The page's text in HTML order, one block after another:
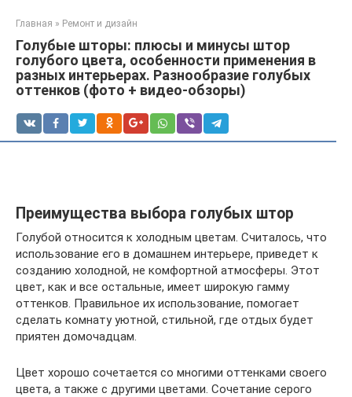
Главная » Ремонт и дизайн
Голубые шторы: плюсы и минусы штор
голубого цвета, особенности применения в
разных интерьерах. Разнообразие голубых
оттенков (фото + видео-обзоры)
Преимущества выбора голубых штор
Голубой относится к холодным цветам. Считалось, что
использование его в домашнем интерьере, приведет к
созданию холодной, не комфортной атмосферы. Этот
цвет, как и все остальные, имеет широкую гамму
оттенков. Правильное их использование, помогает
сделать комнату уютной, стильной, где отдых будет
приятен домочадцам.
Цвет хорошо сочетается со многими оттенками своего
цвета, а также с другими цветами. Сочетание серого